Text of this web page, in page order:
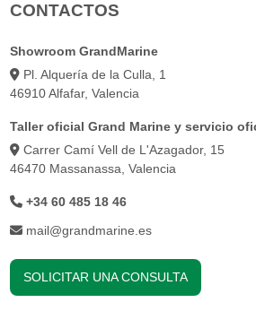
CONTACTOS
Showroom GrandMarine
Pl. Alquería de la Culla, 1
46910 Alfafar, Valencia
Taller oficial Grand Marine y servicio
Carrer Camí Vell de L'Azagador, 15
46470 Massanassa, Valencia
+34 60 485 18 46
mail@grandmarine.es
SOLICITAR UNA CONSULTA